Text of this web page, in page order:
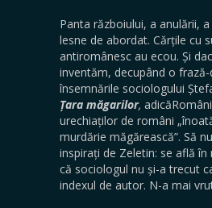
Panta războiului, a anulării,
lesne de abordat. Cărțile cu
antiromânesc au ecou. Și
inventăm, decupând o
însemnările sociologului
Țara măgarilor,
urechiaților de români
murdărie măgărească”. Să
inspirați de Zeletin: se află
că sociologul nu și-a trecut
indexul de autor. N-a mai